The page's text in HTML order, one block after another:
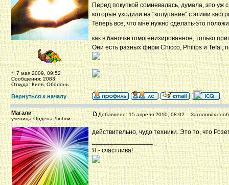
*: 7 мая 2009, 09:52
Сообщения: 2083
Откуда: Киев, Оболонь
Перед покупкой сомневалась, думала, это уж
которые уходили на "колупание" с этими
Теперь все, что мне нужно сделать-это
как в баночке гомогенизированное, только
Они есть разных фирм Chicco, Philips и Tefal,
_________________
Вернуться к началу
Магали
ученица Ордена Любви
Добавлено: 15 апреля 2010, 08:02 Заголовок
действительно, чудо техники. Это то, что
_________________
Я - счастлива!